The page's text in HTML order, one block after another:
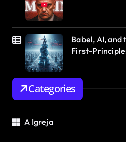
Babel, AI, and
First-
Categories
A Igreja